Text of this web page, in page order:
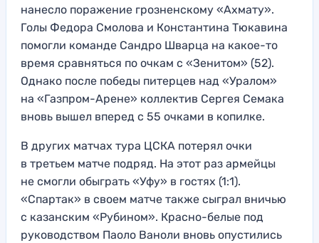
нанесло поражение грозненскому «Ахмату».
Голы Федора Смолова и Константина Тюкавина
помогли команде Сандро Шварца на какое-то
время сравняться по очкам с «Зенитом» (52).
Однако после победы питерцев над «Уралом»
на «Газпром-Арене» коллектив Сергея Семака
вновь вышел вперед с 55 очками в копилке.
В других матчах тура ЦСКА потерял очки
в третьем матче подряд. На этот раз армейцы
не смогли обыграть «Уфу» в гостях (1:1).
«Спартак» в своем матче также сыграл вничью
с казанским «Рубином». Красно-белые под
руководством Паоло Ваноли вновь опустились